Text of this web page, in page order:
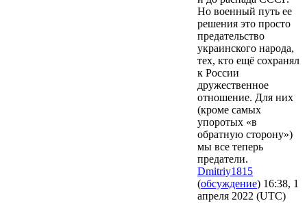
Но военный путь ее
решения это просто
предательство
украинского народа,
тех, кто ещё сохранял
к России
дружественное
отношение. Для них
(кроме самых
упоротых «в
обратную сторону»)
мы все теперь
предатели.
Dmitriy1815
(обсуждение) 16:38, 1
апреля 2022 (UTC)